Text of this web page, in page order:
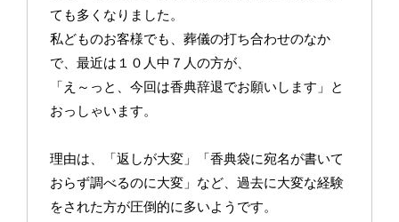
ても多くなりました。
私どものお客様でも、葬儀の打ち合わせのなか
で、最近は１０人中７人の方が、
「え～っと、今回は香典辞退でお願いします」と
おっしゃいます。
理由は、「返しが大変」「香典袋に宛名が書いて
おらず調べるのに大変」など、過去に大変な経験
をされた方が圧倒的に多いようです。